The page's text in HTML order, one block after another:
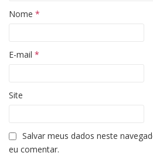
Nome *
E-mail *
Site
Salvar meus dados neste
eu comentar.